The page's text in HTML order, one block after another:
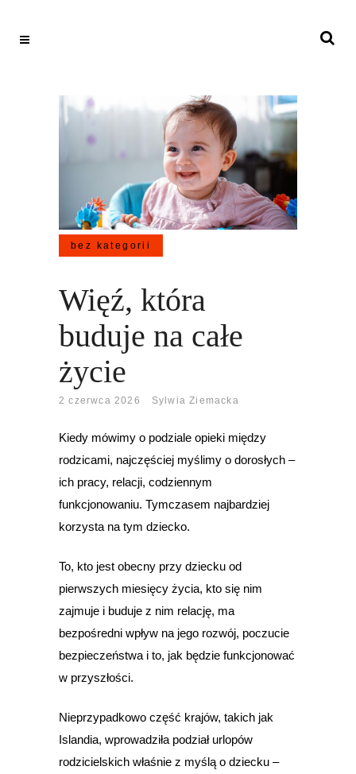
bez kategorii
Więź, która
buduje na całe
życie
2 czerwca 2026 Sylwia Ziemacka
Kiedy mówimy o podziale opieki między
rodzicami, najczęściej myślimy o dorosłych –
ich pracy, relacji, codziennym
funkcjonowaniu. Tymczasem najbardziej
korzysta na tym dziecko.
To, kto jest obecny przy dziecku od
pierwszych miesięcy życia, kto się nim
zajmuje i buduje z nim relację, ma
bezpośredni wpływ na jego rozwój, poczucie
bezpieczeństwa i to, jak będzie funkcjonować
w przyszłości.
Nieprzypadkowo część krajów, takich jak
Islandia, wprowadziła podział urlopów
rodzicielskich właśnie z myślą o dziecku –